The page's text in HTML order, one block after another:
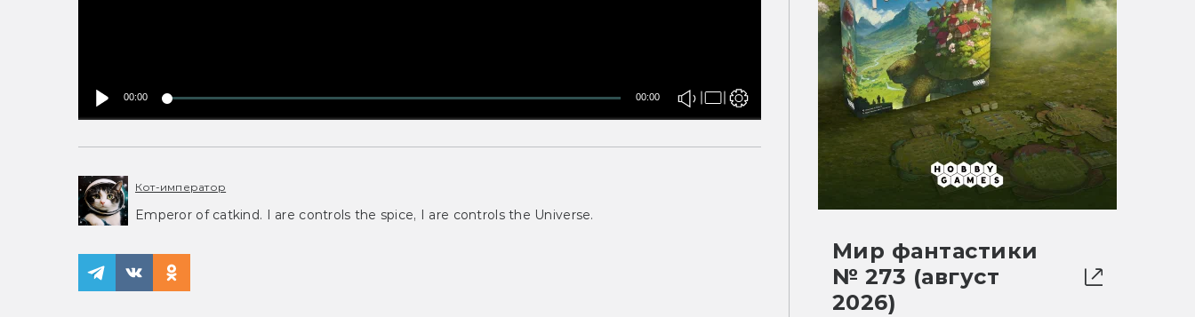
00:00 00:00
Кот-император
Emperor of catkind. I are controls the spice, I are controls the Universe.
Мир фантастики
№ 273 (август
2026)